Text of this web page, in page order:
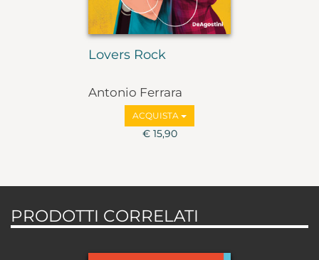
Lovers Rock
Antonio Ferrara
ACQUISTA
€ 15,90
PRODOTTI CORRELATI